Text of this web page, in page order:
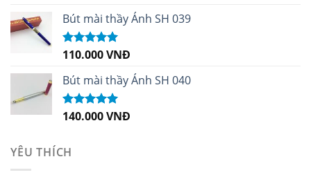
sao
Bút mài thầy Ánh SH 039
Được xếp
sao
110.000VNĐ
Bút mài thầy Ánh SH 040
Được xếp
140.000VNĐ
YÊU THÍCH